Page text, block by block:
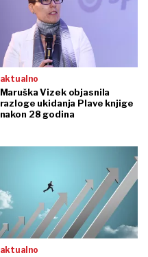
aktualno
Maruška Vizek objasnila
razloge ukidanja Plave knjige
nakon 28 godina
aktualno